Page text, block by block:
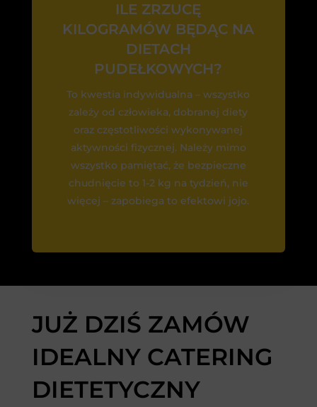
ILE ZRZUCĘ
KILOGRAMÓW BĘDĄC NA
DIETACH
PUDEŁKOWYCH?
To kwestia indywidualna – wszystko
zależy od człowieka, dobranej diety
oraz częstotliwości wykonywanej
aktywności fizycznej. Należy mimo
wszystko pamiętać, że bezpieczne
chudnięcie to 1-2 kg na tydzień, nie
więcej – zapobiega to efektowi jojo.
JUŻ DZIŚ ZAMÓW
IDEALNY CATERING
DIETETYCZNY